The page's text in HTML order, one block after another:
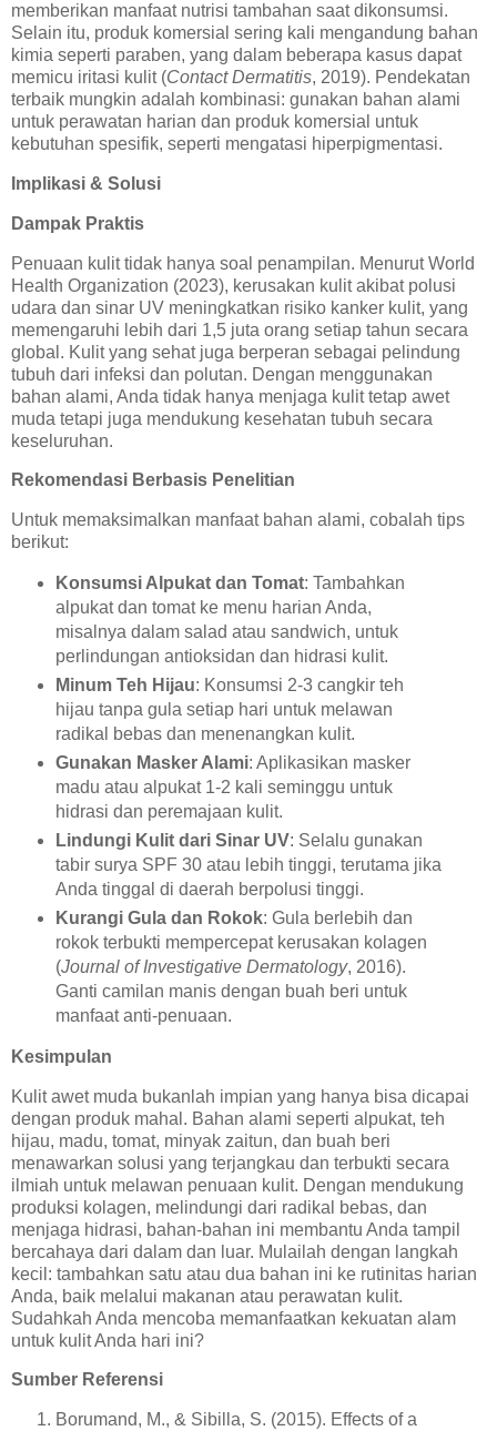
memberikan manfaat nutrisi tambahan saat dikonsumsi.
Selain itu, produk komersial sering kali mengandung bahan
kimia seperti paraben, yang dalam beberapa kasus dapat
memicu iritasi kulit (Contact Dermatitis, 2019). Pendekatan
terbaik mungkin adalah kombinasi: gunakan bahan alami
untuk perawatan harian dan produk komersial untuk
kebutuhan spesifik, seperti mengatasi hiperpigmentasi.
Implikasi & Solusi
Dampak Praktis
Penuaan kulit tidak hanya soal penampilan. Menurut World
Health Organization (2023), kerusakan kulit akibat polusi
udara dan sinar UV meningkatkan risiko kanker kulit, yang
memengaruhi lebih dari 1,5 juta orang setiap tahun secara
global. Kulit yang sehat juga berperan sebagai pelindung
tubuh dari infeksi dan polutan. Dengan menggunakan
bahan alami, Anda tidak hanya menjaga kulit tetap awet
muda tetapi juga mendukung kesehatan tubuh secara
keseluruhan.
Rekomendasi Berbasis Penelitian
Untuk memaksimalkan manfaat bahan alami, cobalah tips
berikut:
Konsumsi Alpukat dan Tomat: Tambahkan
alpukat dan tomat ke menu harian Anda,
misalnya dalam salad atau sandwich, untuk
perlindungan antioksidan dan hidrasi kulit.
Minum Teh Hijau: Konsumsi 2-3 cangkir teh
hijau tanpa gula setiap hari untuk melawan
radikal bebas dan menenangkan kulit.
Gunakan Masker Alami: Aplikasikan masker
madu atau alpukat 1-2 kali seminggu untuk
hidrasi dan peremajaan kulit.
Lindungi Kulit dari Sinar UV: Selalu gunakan
tabir surya SPF 30 atau lebih tinggi, terutama jika
Anda tinggal di daerah berpolusi tinggi.
Kurangi Gula dan Rokok: Gula berlebih dan
rokok terbukti mempercepat kerusakan kolagen
(Journal of Investigative Dermatology, 2016).
Ganti camilan manis dengan buah beri untuk
manfaat anti-penuaan.
Kesimpulan
Kulit awet muda bukanlah impian yang hanya bisa dicapai
dengan produk mahal. Bahan alami seperti alpukat, teh
hijau, madu, tomat, minyak zaitun, dan buah beri
menawarkan solusi yang terjangkau dan terbukti secara
ilmiah untuk melawan penuaan kulit. Dengan mendukung
produksi kolagen, melindungi dari radikal bebas, dan
menjaga hidrasi, bahan-bahan ini membantu Anda tampil
bercahaya dari dalam dan luar. Mulailah dengan langkah
kecil: tambahkan satu atau dua bahan ini ke rutinitas harian
Anda, baik melalui makanan atau perawatan kulit.
Sudahkah Anda mencoba memanfaatkan kekuatan alam
untuk kulit Anda hari ini?
Sumber Referensi
Borumand, M., & Sibilla, S. (2015). Effects of a